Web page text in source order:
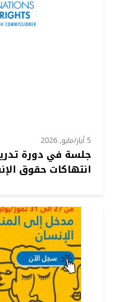
5 أيار/مايو, 2026
جلسة في دورة
انتهاكات حقوق